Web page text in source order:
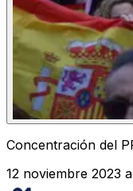
Concentración del
12 noviembre 2023